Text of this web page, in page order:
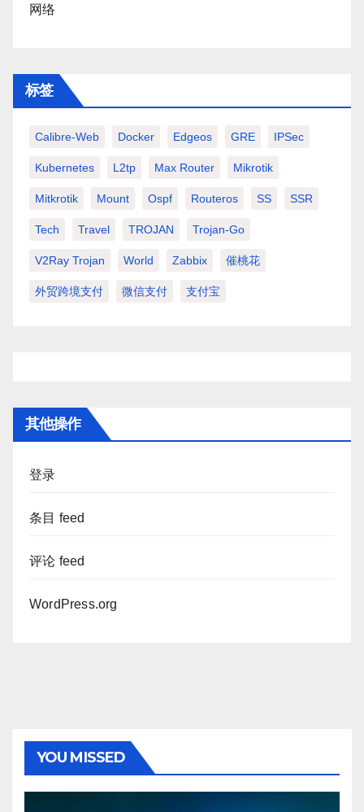
网络
标签
Calibre-Web Docker Edgeos GRE IPSec
Kubernetes L2tp Max Router Mikrotik
Mitkrotik Mount Ospf Routeros SS SSR
Tech Travel TROJAN Trojan-Go
V2Ray Trojan World Zabbix 催桃花
外贸跨境支付 微信支付 支付宝
其他操作
登录
条目 feed
评论 feed
WordPress.org
YOU MISSED